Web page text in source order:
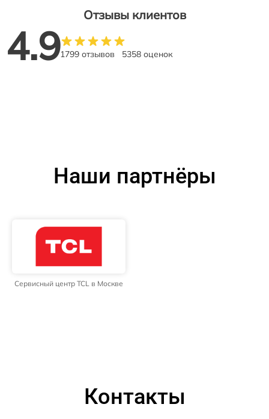
Отзывы клиентов
4.91799 отзывов 5358 оценок
Наши партнёры
Сервисный центр TCL в Москве
Контакты